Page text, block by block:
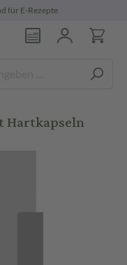
für E-Rezepte
Hartkapseln